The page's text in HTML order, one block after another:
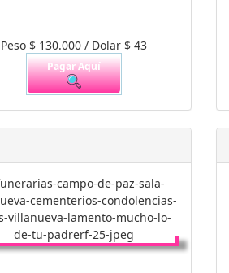
Peso $ 130.000 / Dolar $ 43
Pagar Aquí